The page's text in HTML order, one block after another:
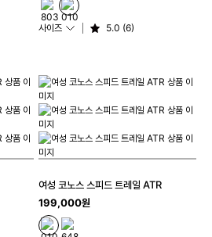
사이즈 5.0 (6)
여성 코노스 스피드 트레일 ATR
199,000원